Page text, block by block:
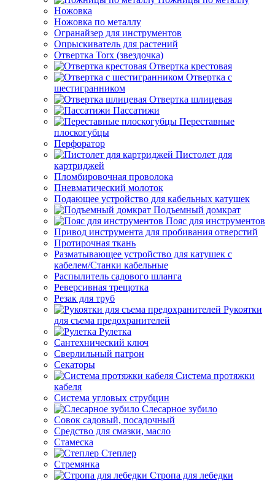
Ножовка
Ножовка по металлу
Огранайзер для инструментов
Опрыскиватель для растений
Отвертка Torx (звездочка)
Отвертка крестовая
Отвертка с
шестигранником
Отвертка шлицевая
Пассатижи
Переставные
плоскогубцы
Перфоратор
Пистолет для
картриджей
Пломбировочная проволока
Пневматический молоток
Подающее устройство для кабельных катушек
Подъемный домкрат
Пояс для инструментов
Привод инструмента для пробивания отверстий
Протирочная ткань
Разматывающее устройство для катушек с
кабелем/Станки кабельные
Распылитель садового шланга
Реверсивная трещотка
Резак для труб
Рукоятки
для съема предохранителей
Рулетка
Сантехнический ключ
Сверлильный патрон
Секаторы
Система протяжки
кабеля
Система угловых струбцин
Слесарное зубило
Совок садовый, посадочный
Средство для смазки, масло
Стамеска
Степлер
Стремянка
Стропа для лебедки